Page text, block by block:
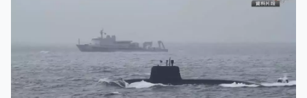
上月因不滿國防預算不足辭任防相，被視為施紀賢首相生
的資金，他曾主張發行國防債券，但額外借貸可能違反財
政原則。賀理安同時要平衡貝安德以民生福祉為重的施政
重心，貝安德表明推出紓困措施解決無家者、青年就業等
問題。 原本被視為財相有力人選的馬曼婷最終留任內政大